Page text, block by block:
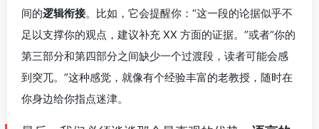
间的逻辑衔接。比如，它会提醒你：“这一段的论据似乎不
足以支撑你的观点，建议补充 XX 方面的证据。”或者“你的
第三部分和第四部分之间缺少一个过渡段，读者可能会感
到突兀。”这种感觉，就像有个经验丰富的老教授，随时在
你身边给你指点迷津。